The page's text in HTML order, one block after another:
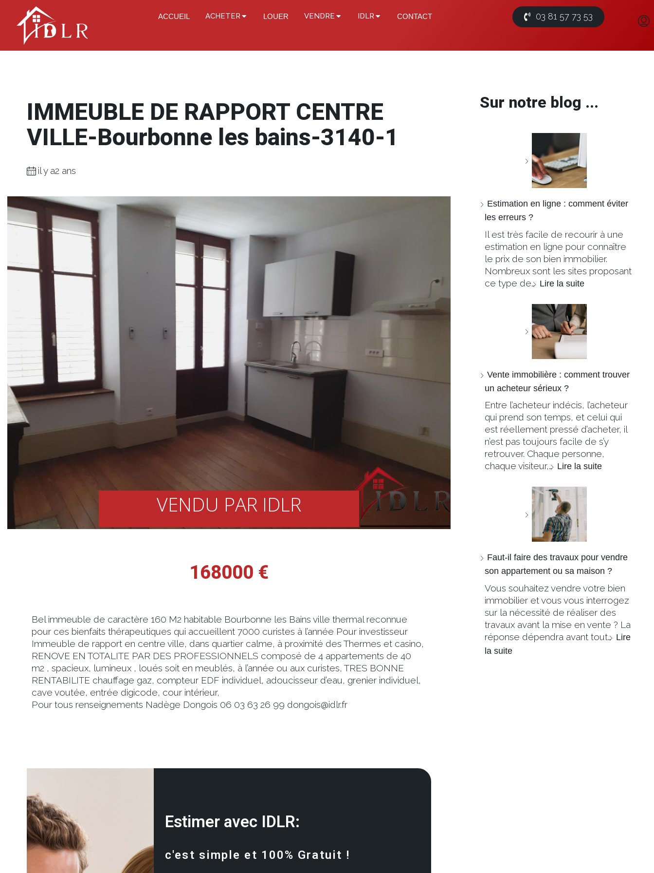
ACCUEIL ACHETER LOUER VENDRE IDLR CONTACT 03 81 57 73 53
IMMEUBLE DE RAPPORT CENTRE
VILLE-Bourbonne les bains-3140-1
il y a2 ans
VENDU PAR IDLR
168000 €
Bel immeuble de caractère 160 M2 habitable Bourbonne les Bains ville thermal reconnue
pour ces bienfaits thérapeutiques qui accueillent 7000 curistes à l’année Pour investisseur
Immeuble de rapport en centre ville, dans quartier calme, à proximité des Thermes et casino,
RENOVE EN TOTALITE PAR DES PROFESSIONNELS composé de 4 appartements de 40
m2 , spacieux, lumineux , loués soit en meublés, à l’année ou aux curistes, TRES BONNE
RENTABILITE chauffage gaz, compteur EDF individuel, adoucisseur d’eau, grenier individuel,
cave voutée, entrée digicode, cour intérieur,
Pour tous renseignements Nadège Dongois 06 03 63 26 99 dongois@idlr.fr
Estimer avec IDLR:
c'est simple et 100% Gratuit !
Sur notre blog ...
Estimation en ligne : comment éviter
les erreurs ?
Il est très facile de recourir à une
estimation en ligne pour connaître
le prix de son bien immobilier.
Nombreux sont les sites proposant
ce type de… Lire la suite
Vente immobilière : comment trouver
un acheteur sérieux ?
Entre l’acheteur indécis, l’acheteur
qui prend son temps, et celui qui
est réellement pressé d’acheter, il
n’est pas toujours facile de s’y
retrouver. Chaque personne,
chaque visiteur,… Lire la suite
Faut-il faire des travaux pour vendre
son appartement ou sa maison ?
Vous souhaitez vendre votre bien
immobilier et vous vous interrogez
sur la nécessité de réaliser des
travaux avant la mise en vente ? La
réponse dépendra avant tout… Lire
la suite